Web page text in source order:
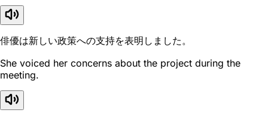
俳優は新しい政策への支持を表明しました。
She voiced her concerns about the project during the
meeting.